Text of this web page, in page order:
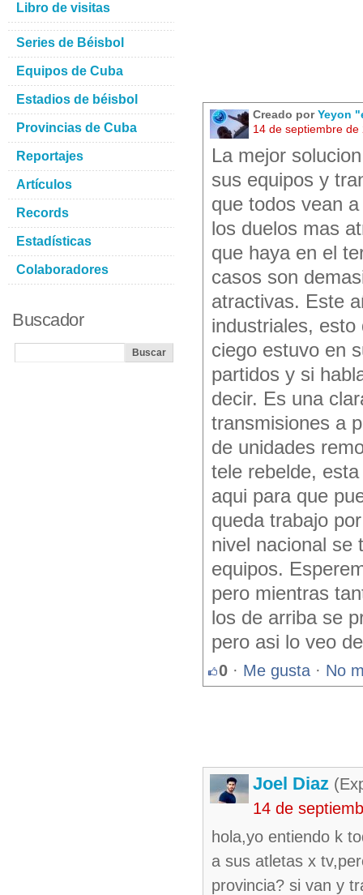
Creado porYeyon
14 de septiembre de
La mejor
sus equipos y
que todos vean
los duelos mas
que haya en el
casos son
atractivas. Este
industriales,
ciego estuvo en
partidos y si
decir. Es una
transmisiones a
de unidades
tele rebelde,
aqui para que
queda trabajo
nivel nacional se
equipos.
pero mientras
los de arriba se
pero asi lo veo
0 · Me gusta · No
Joel Diaz
14 de
hola,yo entiendo k
a sus atletas x
provincia? si van y
Libro de visitas
Series de Béisbol
Equipos de Cuba
Estadios de béisbol
Provincias de Cuba
Reportajes
Artículos
Records
Estadísticas
Colaboradores
Buscador